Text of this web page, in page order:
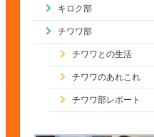
キロク部
チワワ部
チワワとの生活
チワワのあれこれ
チワワ部レポート